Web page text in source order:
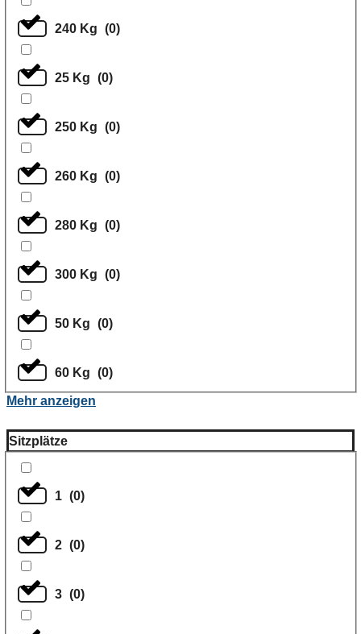
240 Kg (0)
25 Kg (0)
250 Kg (0)
260 Kg (0)
280 Kg (0)
300 Kg (0)
50 Kg (0)
60 Kg (0)
Mehr anzeigen
Sitzplätze
1 (0)
2 (0)
3 (0)